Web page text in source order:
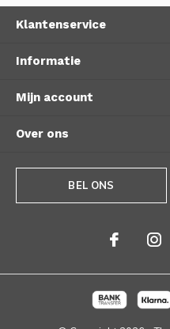
Klantenservice
Informatie
Mijn account
Over ons
BEL ONS